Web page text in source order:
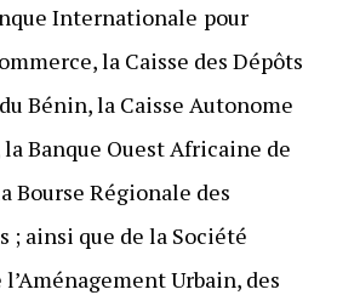
Internationale pour
la Caisse des Dépôts
Bénin, la Caisse Autonome
Banque Ouest Africaine de
Bourse Régionale des
; ainsi que de la Société
Urbain, des